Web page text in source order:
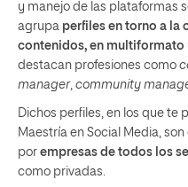
y manejo de las plataformas
agrupa perfiles en torno a la
contenidos, en multiformato
destacan profesiones como
manager, community
Dichos perfiles, en los que te
Maestría en Social Media,
por empresas de todos los
como privadas.